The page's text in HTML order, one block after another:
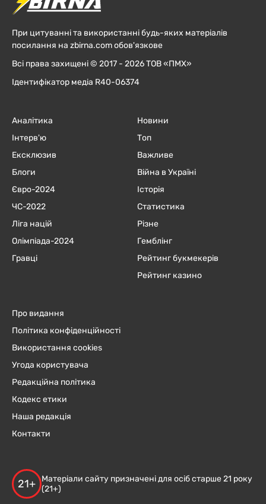
При цитуванні та використанні будь-яких матеріалів
посилання на zbirna.com обов'язкове
Всі права захищені © 2017 - 2026 ТОВ «ПМХ»
Ідентифікатор медіа R40-06374
Аналітика
Інтерв'ю
Ексклюзив
Блоги
Євро-2024
ЧC-2022
Ліга націй
Олімпіада-2024
Гравці
Новини
Топ
Важливе
Війна в Україні
Історія
Статистика
Різне
Гемблінг
Рейтинг букмекерів
Рейтинг казино
Про видання
Політика конфіденційності
Використання cookies
Угода користувача
Редакційна політика
Кодекс етики
Наша редакція
Контакти
21+
Матеріали сайту призначені для осіб старше 21 року
(21+)